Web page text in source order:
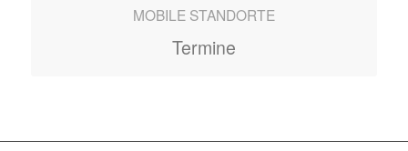
MOBILE STANDORTE
Termine